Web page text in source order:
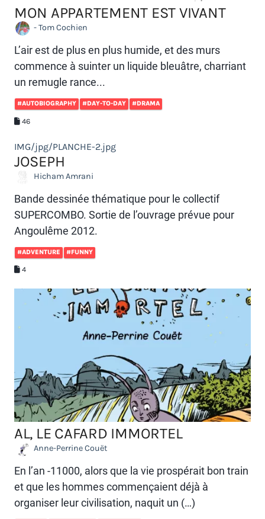
MON APPARTEMENT EST VIVANT
- Tom Cochien
L’air est de plus en plus humide, et des murs
commence à suinter un liquide bleuâtre, charriant
un remugle rance...
#AUTOBIOGRAPHY #DAY-TO-DAY #DRAMA
46
IMG/jpg/PLANCHE-2.jpg
JOSEPH
Hicham Amrani
Bande dessinée thématique pour le collectif
SUPERCOMBO. Sortie de l’ouvrage prévue pour
Angoulême 2012.
#ADVENTURE #FUNNY
4
AL, LE CAFARD IMMORTEL
Anne-Perrine Couët
En l’an -11000, alors que la vie prospérait bon train
et que les hommes commençaient déjà à
organiser leur civilisation, naquit un (…)